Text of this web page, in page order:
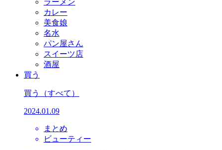
ラーメン
カレー
美食娘
名水
パン屋さん
スイーツ店
酒屋
買う
買う （すべて）
2024.01.09
まとめ
ビューティー